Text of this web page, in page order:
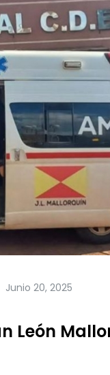
Junio 20, 2025
León